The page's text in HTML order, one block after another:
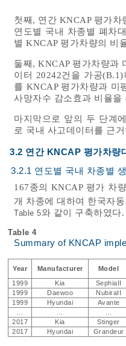
첫째, 연간 KNCAP 평가
연도별 국내 차종별 폐차
별 KNCAP 평가차량의 비
둘째, KNCAP 평가차량과
이터 20242건을 가공
를 KNCAP 평가차량과 미
사망자수 감소효과 비율을
마지막으로 앞의 두 단계
로 국내 사고데이터를 근
3.2 연간 KNCAP 평가차량
3.2.1 연도별 국내 차종별
167종의 KNCAP 평가 차
개 차종에 대하여 한국자
Table 5와 같이 구축하였다.
Table 4
Summary of KNCAP
Year Manufacturer Model
1999
Kia SephiaII
1999
Daewoo NubiraII
1999
Hyundai Avante
2017
Kia Stinger
2017
Hyundai Grandeur